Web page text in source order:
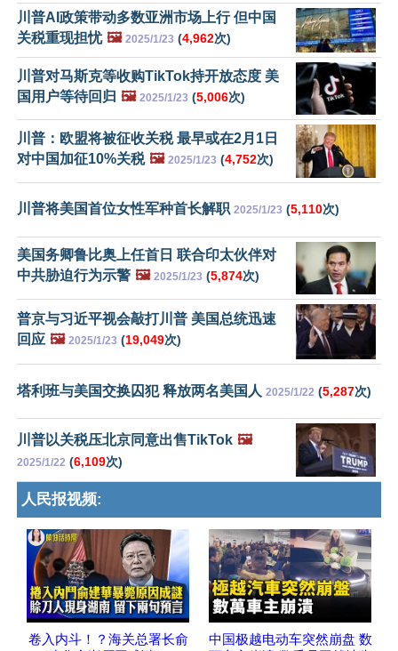
川普AI政策带动多数亚洲市场上行 但中国
关税重现担忧 🖼️ 2025/1/23 (4,962次)
川普对马斯克等收购TikTok持开放态度 美
国用户等待回归 🖼️ 2025/1/23 (5,006次)
川普：欧盟将被征收关税 最早或在2月1日
对中国加征10%关税 🖼️ 2025/1/23 (4,752次)
川普将美国首位女性军种首长解职 2025/1/23 (5,110次)
美国务卿鲁比奥上任首日 联合印太伙伴对
中共胁迫行为示警 🖼️ 2025/1/23 (5,874次)
普京与习近平视会敲打川普 美国总统迅速
回应 🖼️ 2025/1/23 (19,049次)
塔利班与美国交换囚犯 释放两名美国人 2025/1/22 (5,287次)
川普以关税压北京同意出售TikTok 🖼️
2025/1/22 (6,109次)
人民报视频:
卷入内斗！？海关总署长俞
中国极越电动车突然崩盘 数